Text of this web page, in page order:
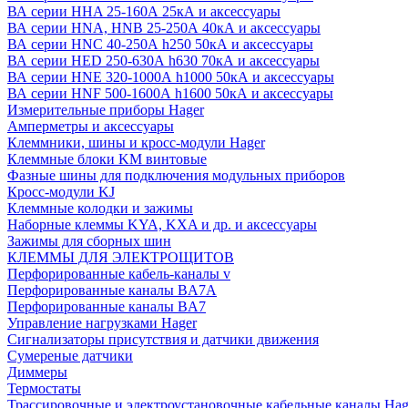
ВА серии HHA 25-160А 25кА и аксессуары
ВА серии HNA, HNB 25-250А 40кА и аксессуары
ВА серии HNC 40-250А h250 50кА и аксессуары
ВА серии HED 250-630А h630 70кА и аксессуары
ВА серии HNE 320-1000А h1000 50кА и аксессуары
ВА серии HNF 500-1600А h1600 50кА и аксессуары
Измерительные приборы Hager
Амперметры и аксессуары
Клеммники, шины и кросс-модули Hager
Клеммные блоки KM винтовые
Фазные шины для подключения модульных приборов
Кросс-модули KJ
Клеммные колодки и зажимы
Наборные клеммы KYA, KXA и др. и аксессуары
Зажимы для сборных шин
КЛЕММЫ ДЛЯ ЭЛЕКТРОЩИТОВ
Перфорированные кабель-каналы v
Перфорированные каналы BA7A
Перфорированные каналы BA7
Управление нагрузками Hager
Сигнализаторы присутствия и датчики движения
Сумереные датчики
Диммеры
Термостаты
Трассировочные и электроустановочные кабельные каналы